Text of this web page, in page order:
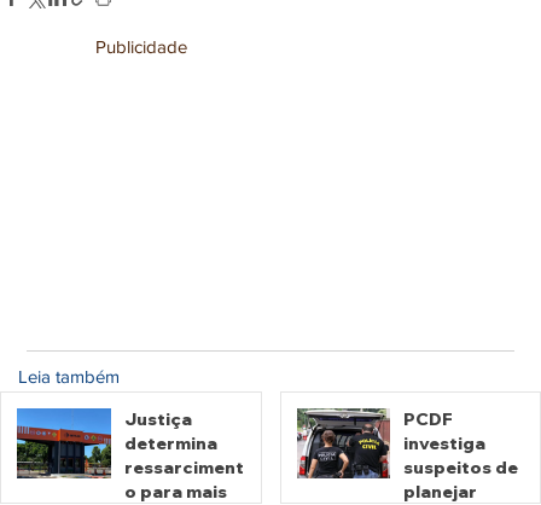
Publicidade
Leia também
Justiça
determina
ressarciment
o para mais
PCDF
investiga
suspeitos de
planejar